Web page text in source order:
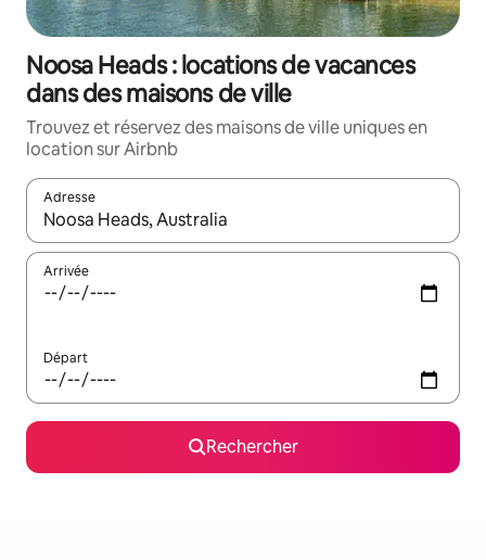
Noosa Heads : locations de vacances
dans des maisons de ville
Trouvez et réservez des maisons de ville uniques en
location sur Airbnb
Adresse
Lorsque les résultats s'affichent, utilisez les flèches vers le
Arrivée
Départ
Rechercher